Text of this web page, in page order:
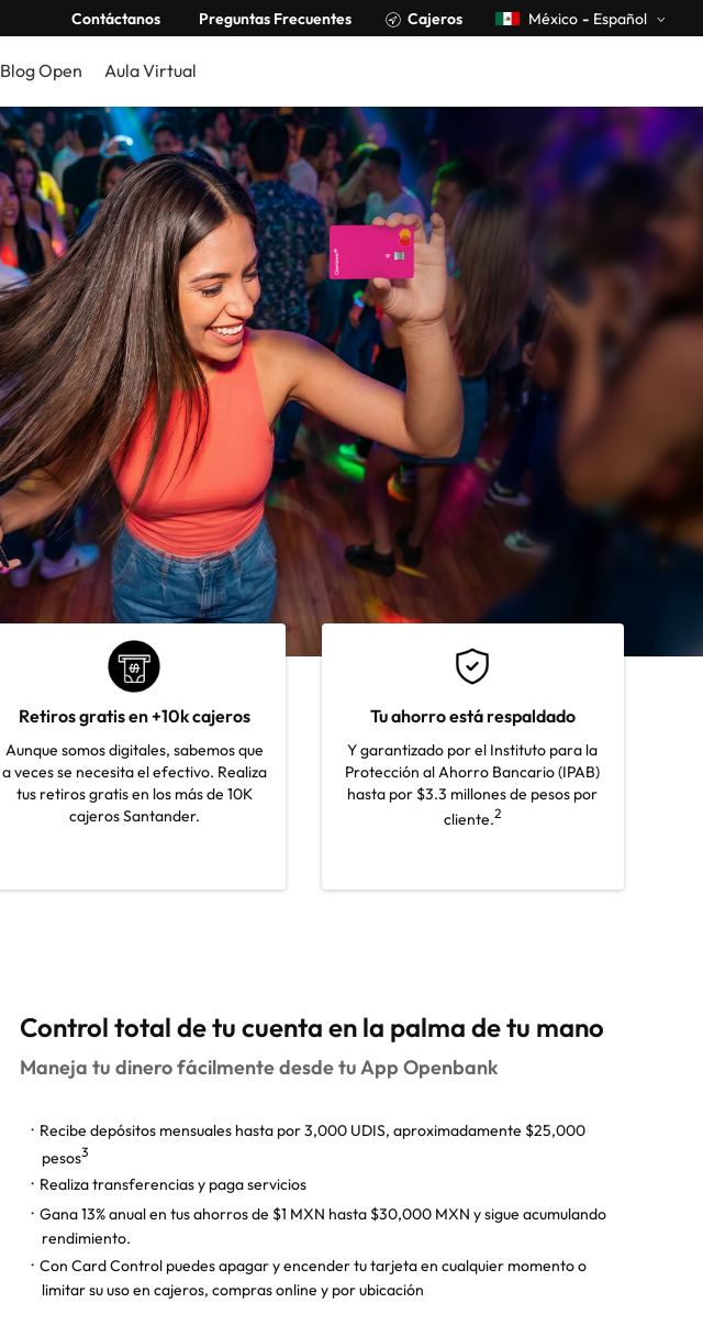
Contáctanos Preguntas Frecuentes Cajeros México - Español
Blog Open Aula Virtual
Retiros gratis en +10k cajeros
Aunque somos digitales, sabemos que
a veces se necesita el efectivo. Realiza
tus retiros gratis en los más de 10K
cajeros Santander.
Tu ahorro está respaldado
Y garantizado por el Instituto para la
Protección al Ahorro Bancario (IPAB)
hasta por $3.3 millones de pesos por
cliente.2
Control total de tu cuenta en la palma de tu mano
Maneja tu dinero fácilmente desde tu App Openbank
Recibe depósitos mensuales hasta por 3,000 UDIS, aproximadamente $25,000
pesos3
Realiza transferencias y paga servicios
Gana 13% anual en tus ahorros de $1 MXN hasta $30,000 MXN y sigue acumulando
rendimiento.
Con Card Control puedes apagar y encender tu tarjeta en cualquier momento o
limitar su uso en cajeros, compras online y por ubicación